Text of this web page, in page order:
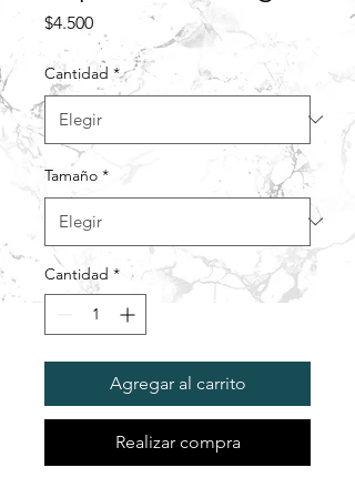
$4.500Precio
Cantidad *
Tamaño *
Cantidad *
Agregar al carrito
Realizar compra